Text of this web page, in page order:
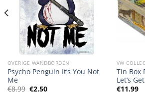
OVERIGE WANDBORDEN
Psycho Penguin It’s You Not
Me
€8.99 Oorspronkelijke
€2.50Huidige
VW
Tin Box
Let’s
€11.99